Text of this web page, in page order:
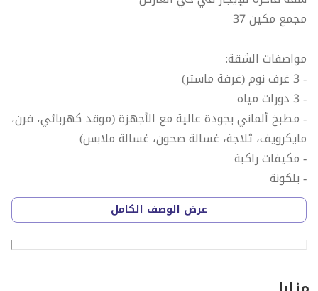
مجمع مكين 37
مواصفات الشقة:
- 3 غرف نوم (غرفة ماستر)
- 3 دورات مياه
- مطبخ ألماني بجودة عالية مع الأجهزة (موقد كهربائي، فرن،
مايكرويف، ثلاجة، غسالة صحون، غسالة ملابس)
- مكيفات راكبة
- بلكونة
مميزات الشقة:
- نظام منزل ذكي
- شتر
عرض الوصف الكامل